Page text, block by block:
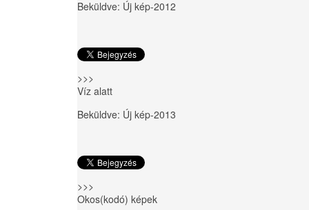
Beküldve: Új kép-2012
>>>
Víz alatt
Beküldve: Új kép-2013
>>>
Okos(kodó) képek